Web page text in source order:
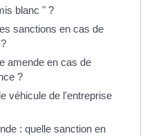
blanc " ?
sanctions en cas de
amende en cas de
?
véhicule de l'entreprise
: quelle sanction en